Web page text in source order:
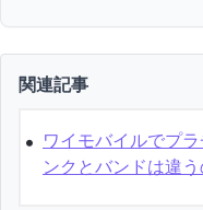
関連記事
ワイモバイルでプ
ンクとバンドは違